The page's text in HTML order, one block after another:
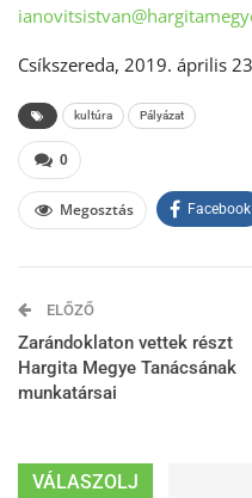
Csíkszereda, 2019. április
kultúra Pályázat
0
Megosztás Facebook
ELŐZŐ
Zarándoklaton vettek részt
Hargita Megye Tanácsának
munkatársai
VÁLASZOLJ